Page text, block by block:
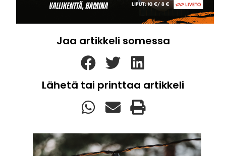
Jaa artikkeli somessa
Lähetä tai printtaa artikkeli